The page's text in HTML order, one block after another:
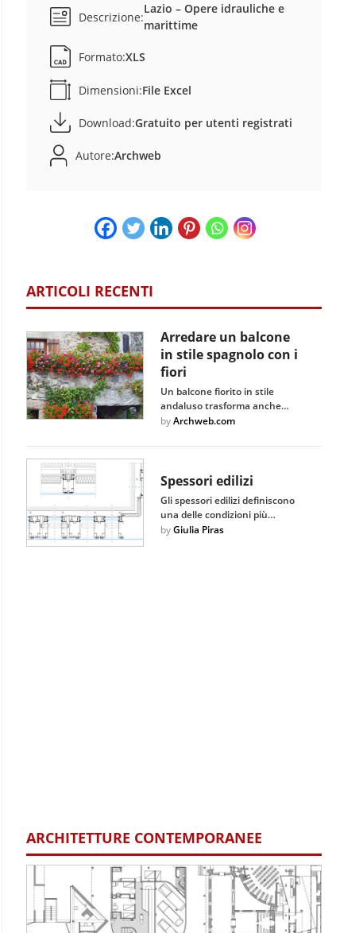
Descrizione:
Lazio – Opere idrauliche e
marittime
Formato:XLS
Dimensioni:File Excel
Download:Gratuito per utenti registrati
Autore:Archweb
ARTICOLI RECENTI
Arredare un balcone
in stile spagnolo con i
fiori
Un balcone fiorito in stile
andaluso trasforma anche…
by Archweb.com
Spessori edilizi
Gli spessori edilizi definiscono
una delle condizioni più…
by Giulia Piras
ARCHITETTURE CONTEMPORANEE